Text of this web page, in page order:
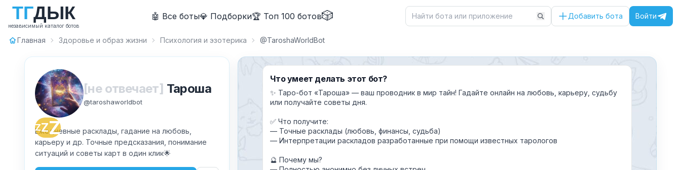
ТГДЫК
независимый каталог ботов
🤖 Все боты💎 Подборки🏆 Топ 100 ботов🎲 Добавить бота Войти
Главная Здоровье и образ жизни Психология и эзотерика @TaroshaWorldBot
ZZZ
[не отвечает] Тароша
@taroshaworldbot
Ежедневные расклады, гадание на любовь,
карьеру и др. Точные предсказания, понимание
ситуаций и советы карт в один клик🌟
Что умеет делать этот бот?
✨ Таро-бот «Тароша» — ваш проводник в мир тайн! Гадайте онлайн на любовь, карьеру, судьбу
или получайте советы дня.
✅ Что получите:
— Точные расклады (любовь, финансы, судьба)
— Интерпретации раскладов разработанные при помощи известных тарологов
🔮 Почему мы?